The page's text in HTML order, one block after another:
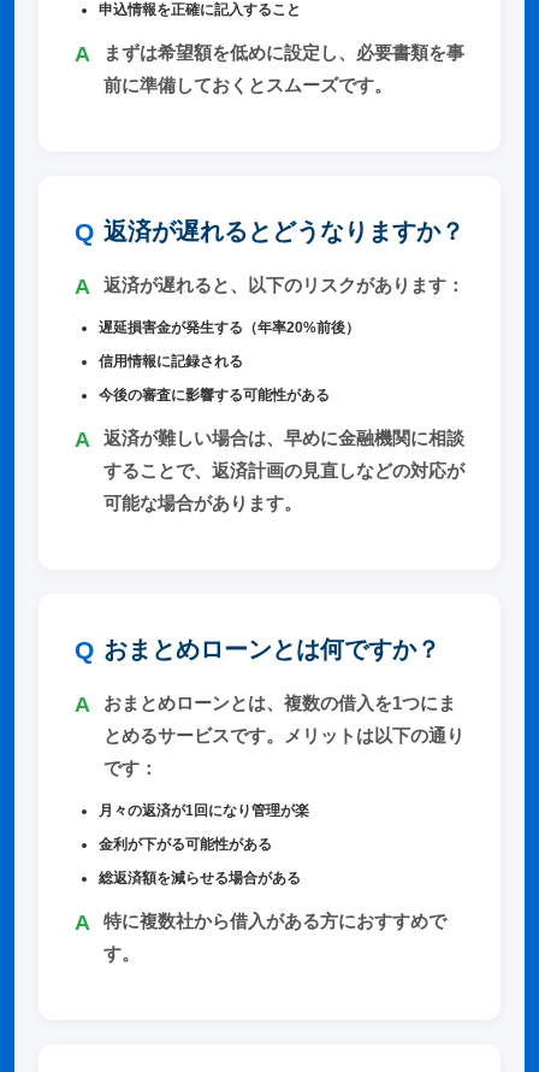
申込情報を正確に記入すること
まずは希望額を低めに設定し、必要書類を事
前に準備しておくとスムーズです。
返済が遅れるとどうなりますか？
返済が遅れると、以下のリスクがあります：
遅延損害金が発生する（年率20%前後）
信用情報に記録される
今後の審査に影響する可能性がある
返済が難しい場合は、早めに金融機関に相談
することで、返済計画の見直しなどの対応が
可能な場合があります。
おまとめローンとは何ですか？
おまとめローンとは、複数の借入を1つにま
とめるサービスです。メリットは以下の通り
です：
月々の返済が1回になり管理が楽
金利が下がる可能性がある
総返済額を減らせる場合がある
特に複数社から借入がある方におすすめで
す。